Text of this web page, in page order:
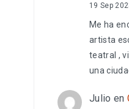
19 Sep
Me ha
artista
teatral ,
una
Julio en